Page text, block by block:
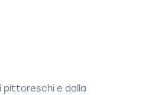
pittoreschi e dalla